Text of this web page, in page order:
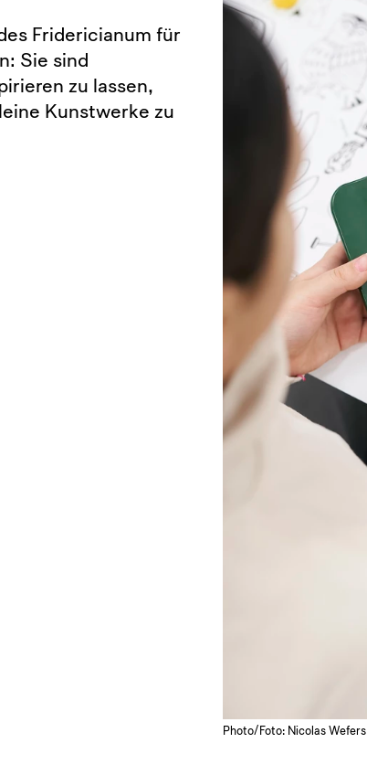
Fridericianum für
Sie sind
zu lassen,
Kunstwerke zu
Photo/Foto: Nicolas Wefers